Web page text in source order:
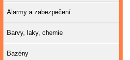
Alarmy a zabezpečení
Barvy, laky, chemie
Bazény